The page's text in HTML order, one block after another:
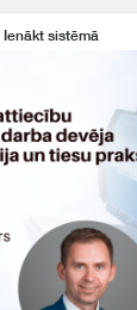
Ienākt sistēmā